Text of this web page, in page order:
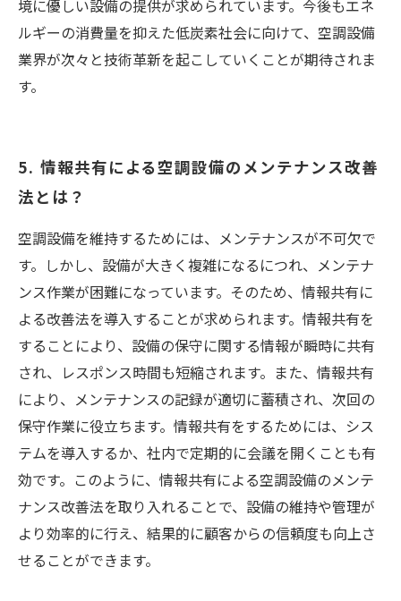
境に優しい設備の提供が求められています。今後もエネ
ルギーの消費量を抑えた低炭素社会に向けて、空調設備
業界が次々と技術革新を起こしていくことが期待されま
す。
5. 情報共有による空調設備のメンテナンス改善
法とは？
空調設備を維持するためには、メンテナンスが不可欠で
す。しかし、設備が大きく複雑になるにつれ、メンテナ
ンス作業が困難になっています。そのため、情報共有に
よる改善法を導入することが求められます。情報共有を
することにより、設備の保守に関する情報が瞬時に共有
され、レスポンス時間も短縮されます。また、情報共有
により、メンテナンスの記録が適切に蓄積され、次回の
保守作業に役立ちます。情報共有をするためには、シス
テムを導入するか、社内で定期的に会議を開くことも有
効です。このように、情報共有による空調設備のメンテ
ナンス改善法を取り入れることで、設備の維持や管理が
より効率的に行え、結果的に顧客からの信頼度も向上さ
せることができます。